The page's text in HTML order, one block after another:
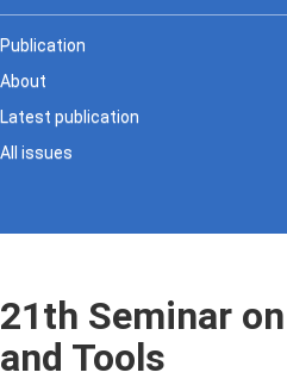
Publication
About
Latest publication
All issues
21th Seminar
and Tools